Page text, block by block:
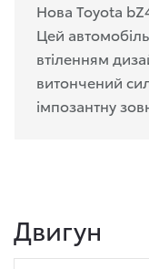
Нова Toyota
Цей
втіленням
витончений
імпозантну
Двигун